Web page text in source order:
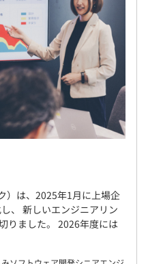
）は、2025年1月に上場企
、 新しいエンジニアリン
りました。 2026年度には